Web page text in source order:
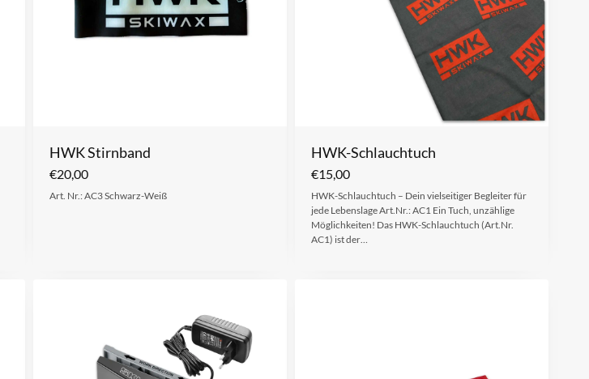
HWK Stirnband
€20,00
Art. Nr.: AC3 Schwarz-Weiß
HWK-Schlauchtuch
€15,00
HWK-Schlauchtuch – Dein vielseitiger Begleiter für
jede Lebenslage Art.Nr.: AC1 Ein Tuch, unzählige
Möglichkeiten! Das HWK-Schlauchtuch (Art.Nr.
AC1) ist der…